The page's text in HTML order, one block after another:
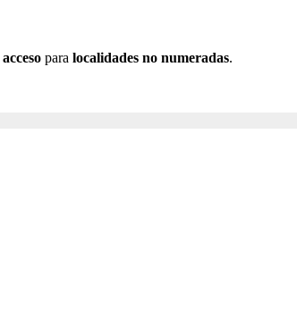
acceso para localidades no numeradas.